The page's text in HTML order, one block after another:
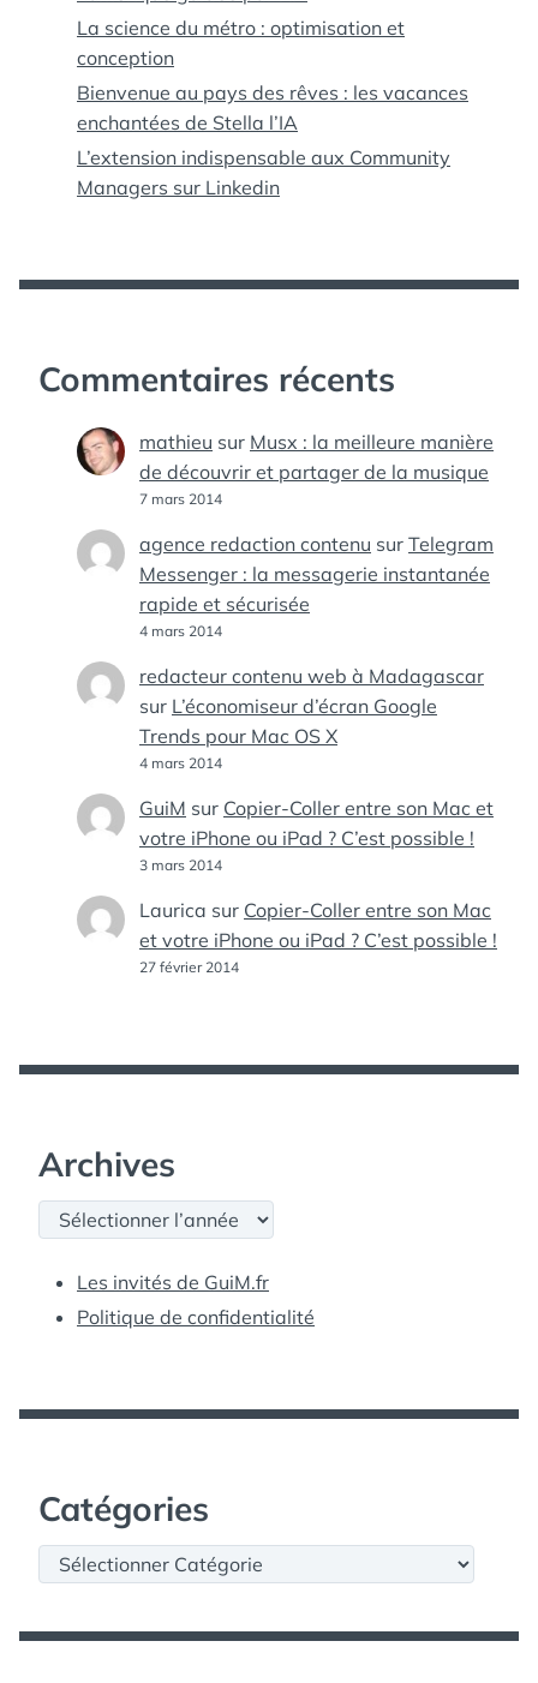
La science du métro : optimisation et
conception
Bienvenue au pays des rêves : les vacances
enchantées de Stella l’IA
L’extension indispensable aux Community
Managers sur Linkedin
Commentaires récents
mathieu sur Musx : la meilleure manière
de découvrir et partager de la musique
7 mars 2014
agence redaction contenu sur Telegram
Messenger : la messagerie instantanée
rapide et sécurisée
4 mars 2014
redacteur contenu web à Madagascar
sur L’économiseur d’écran Google
Trends pour Mac OS X
4 mars 2014
GuiM sur Copier-Coller entre son Mac et
votre iPhone ou iPad ? C’est possible !
3 mars 2014
Laurica sur Copier-Coller entre son Mac
et votre iPhone ou iPad ? C’est possible !
27 février 2014
Archives
Archives
Les invités de GuiM.fr
Politique de confidentialité
Catégories
Catégories